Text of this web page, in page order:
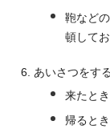
鞄など
頓してお
あいさつをする
来たと
帰ると